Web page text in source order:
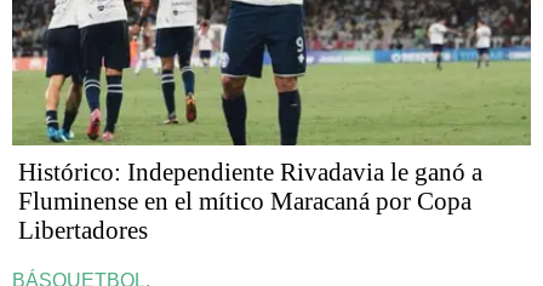
Histórico: Independiente Rivadavia le ganó a
Fluminense en el mítico Maracaná por Copa
Libertadores
BÁSQUETBOL.